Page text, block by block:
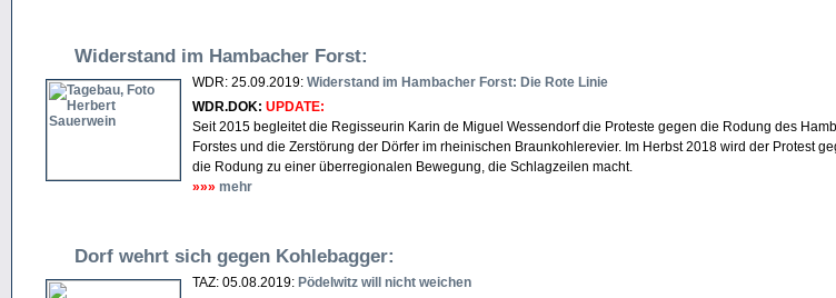
Widerstand im Hambacher Forst:
WDR: 25.09.2019: Widerstand im Hambacher Forst: Die Rote Linie
WDR.DOK: UPDATE:
Seit 2015 begleitet die Regisseurin Karin de Miguel Wessendorf die Proteste gegen die Rodung des
Forstes und die Zerstörung der Dörfer im rheinischen Braunkohlerevier. Im Herbst 2018 wird der Protest
die Rodung zu einer überregionalen Bewegung, die Schlagzeilen macht.
»»» mehr
Dorf wehrt sich gegen Kohlebagger:
TAZ: 05.08.2019: Pödelwitz will nicht weichen